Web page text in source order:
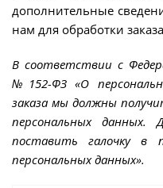
дополнительные
нам для обработки
В соответствии с
№152-ФЗ «О
заказа мы должны
персональных
поставить галочку в
персональных данных».